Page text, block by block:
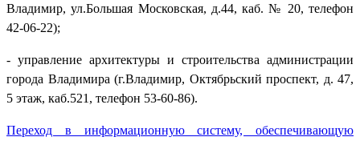
Владимир, ул.Большая Московская, д.44, каб. № 20, телефон
42-06-22);
- управление архитектуры и строительства администрации
города Владимира (г.Владимир, Октябрьский проспект, д. 47,
5 этаж, каб.521, телефон 53-60-86).
Переход в информационную систему, обеспечивающую